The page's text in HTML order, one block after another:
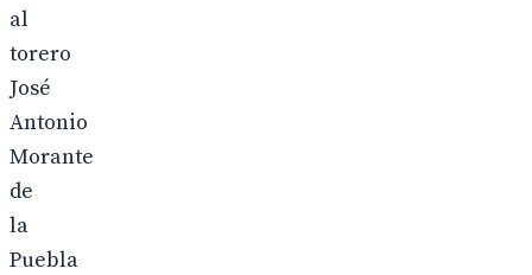
al
torero
José
Antonio
Morante
de
la
Puebla